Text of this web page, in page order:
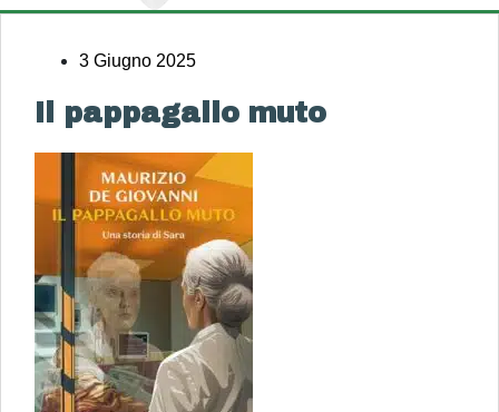
3 Giugno 2025
Il pappagallo muto